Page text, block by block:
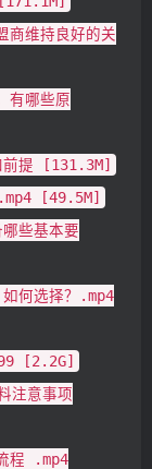
维持良好的关
哪些原
提 [131.3M]
[49.5M]
基本要
选择？.mp4
99 [2.2G]
注意事项
.mp4